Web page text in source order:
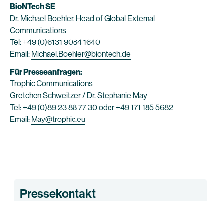
BioNTech SE
Dr. Michael Boehler, Head of Global External
Communications
Tel: +49 (0)6131 9084 1640
Email: Michael.Boehler@biontech.de
Für Presseanfragen:
Trophic Communications
Gretchen Schweitzer / Dr. Stephanie May
Tel: +49 (0)89 23 88 77 30 oder +49 171 185 5682
Email: May@trophic.eu
Pressekontakt